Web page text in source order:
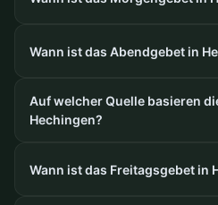
Wann ist das Abendgebet in
Auf welcher Quelle basieren
Hechingen?
Wann ist das Freitagsgebet in